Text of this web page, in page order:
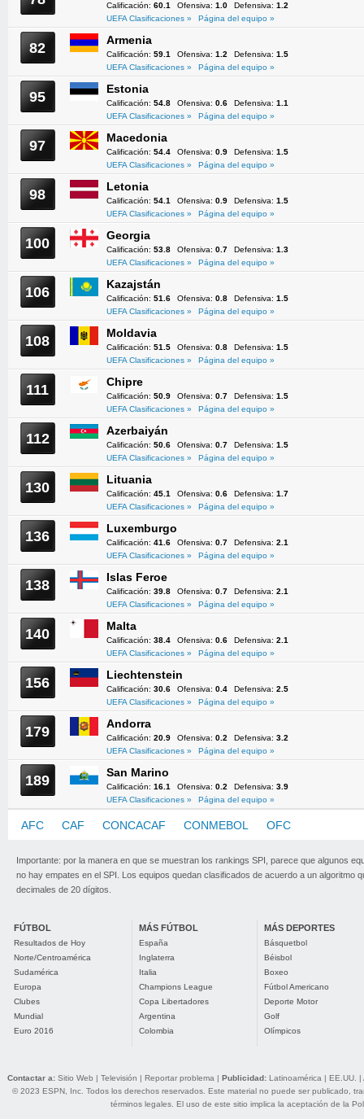
Calificación: 60.1 Ofensiva: 1.0 Defensiva: 1.2
UEFA Clasificaciones »
Página del equipo »
82 Armenia
Calificación: 59.1 Ofensiva: 1.2 Defensiva: 1.5
UEFA Clasificaciones »
Página del equipo »
95 Estonia
Calificación: 54.8 Ofensiva: 0.6 Defensiva: 1.1
UEFA Clasificaciones »
Página del equipo »
97 Macedonia
Calificación: 54.4 Ofensiva: 0.9 Defensiva: 1.5
UEFA Clasificaciones »
Página del equipo »
98 Letonia
Calificación: 54.1 Ofensiva: 0.9 Defensiva: 1.5
UEFA Clasificaciones »
Página del equipo »
100 Georgia
Calificación: 53.8 Ofensiva: 0.7 Defensiva: 1.3
UEFA Clasificaciones »
Página del equipo »
106 Kazajstán
Calificación: 51.6 Ofensiva: 0.8 Defensiva: 1.5
UEFA Clasificaciones »
Página del equipo »
108 Moldavia
Calificación: 51.5 Ofensiva: 0.8 Defensiva: 1.5
UEFA Clasificaciones »
Página del equipo »
111 Chipre
Calificación: 50.9 Ofensiva: 0.7 Defensiva: 1.5
UEFA Clasificaciones »
Página del equipo »
112 Azerbaiyán
Calificación: 50.6 Ofensiva: 0.7 Defensiva: 1.5
UEFA Clasificaciones »
Página del equipo »
130 Lituania
Calificación: 45.1 Ofensiva: 0.6 Defensiva: 1.7
UEFA Clasificaciones »
Página del equipo »
136 Luxemburgo
Calificación: 41.6 Ofensiva: 0.7 Defensiva: 2.1
UEFA Clasificaciones »
Página del equipo »
138 Islas Feroe
Calificación: 39.8 Ofensiva: 0.7 Defensiva: 2.1
UEFA Clasificaciones »
Página del equipo »
140 Malta
Calificación: 38.4 Ofensiva: 0.6 Defensiva: 2.1
UEFA Clasificaciones »
Página del equipo »
156 Liechtenstein
Calificación: 30.6 Ofensiva: 0.4 Defensiva: 2.5
UEFA Clasificaciones »
Página del equipo »
179 Andorra
Calificación: 20.9 Ofensiva: 0.2 Defensiva: 3.2
UEFA Clasificaciones »
Página del equipo »
189 San Marino
Calificación: 16.1 Ofensiva: 0.2 Defensiva: 3.9
UEFA Clasificaciones »
Página del equipo »
AFC CAF CONCACAF CONMEBOL OFC
Importante: por la manera en que se muestran los rankings SPI, parece que algunos
no hay empates en el SPI. Los equipos quedan clasificados de acuerdo a un algoritmo
decimales de 20 dígitos.
FÚTBOL
Resultados de Hoy
Norte/Centroamérica
Sudamérica
Europa
Clubes
Mundial
Euro 2016
MÁS FÚTBOL
España
Inglaterra
Italia
Champions League
Copa Libertadores
Argentina
Colombia
MÁS DEPORTES
Básquetbol
Béisbol
Boxeo
Fútbol Americano
Deporte Motor
Golf
Olímpicos
Contactar a: Sitio Web | Televisión | Reportar problema | Publicidad: Latinoamérica | EE.UU. |
© 2023 ESPN, Inc. Todos los derechos reservados. Este material no puede ser publicado,
términos legales. El uso de este sitio implica la aceptación de la